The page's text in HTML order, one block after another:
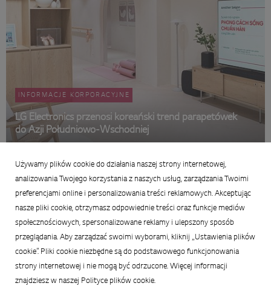
INFORMACJE KORPORACYJNE
LG Electronics przenosi koreański trend parapetówek
do Azji Południowo-Wschodniej
Podsumowanie:
Używamy plików cookie do działania naszej strony internetowej,
analizowania Twojego korzystania z naszych usług, zarządzania Twoimi
preferencjami online i personalizowania treści reklamowych. Akceptując
nasze pliki cookie, otrzymasz odpowiednie treści oraz funkcje mediów
społecznościowych, spersonalizowane reklamy i ulepszony sposób
przeglądania. Aby zarządzać swoimi wyborami, kliknij „Ustawienia plików
cookie”. Pliki cookie niezbędne są do podstawowego funkcjonowania
strony internetowej i nie mogą być odrzucone. Więcej informacji
znajdziesz w naszej Polityce plików cookie.